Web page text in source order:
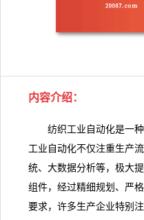
内容介绍：
纺织工业自动化是一种
工业自动化不仅注重生产
统、大数据分析等，极大
组件，经过精细规划、严
要求，许多生产企业特别